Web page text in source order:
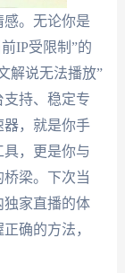
。无论你是
IP受限制”的
解说无法播放”
持、稳定专
器，就是你手
，更是你与
梁。下次当
家直播的体
确的方法，